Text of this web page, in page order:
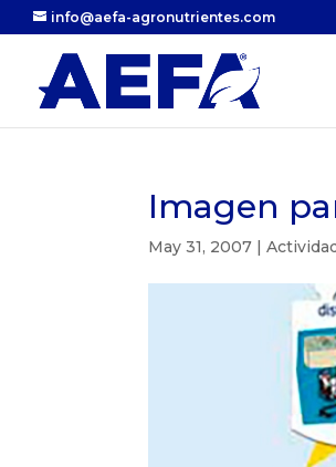
info@aefa-agronutrientes.com
Imagen
May 31, 2007 |